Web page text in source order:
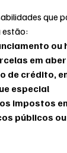
que
estão:
ou
em
de crédito,
especial
impostos
públicos